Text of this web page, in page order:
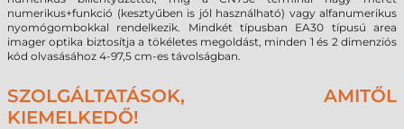
numerikus+funkció (kesztyűben is jól használható) vagy alfanumerikus
nyomógombokkal rendelkezik. Mindkét típusban EA30 típusú area
imager optika biztosítja a tökéletes megoldást, minden 1 és 2 dimenziós
kód olvasásához 4-97,5 cm-es távolságban.
SZOLGÁLTATÁSOK, AMITŐL
KIEMELKEDŐ!